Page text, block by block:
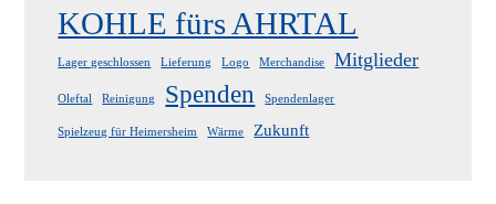
KOHLE fürs AHRTAL
Lager geschlossen Lieferung Logo Merchandise Mitglieder
Oleftal Reinigung Spenden Spendenlager
Spielzeug für Heimersheim Wärme Zukunft